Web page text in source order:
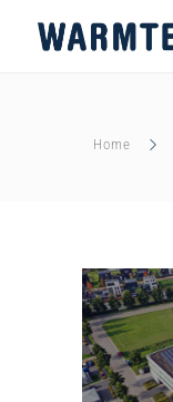
Home